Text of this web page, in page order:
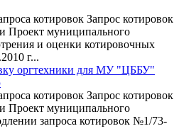
котировок Запрос котировок
Проект муниципального
и оценки котировочных
г...
оргтехники для МУ "ЦББУ"
котировок Запрос котировок
Проект муниципального
запроса котировок №1/73-